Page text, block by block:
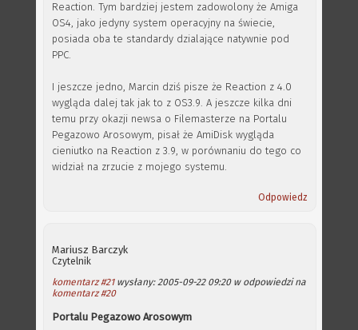
Reaction. Tym bardziej jestem zadowolony że Amiga
OS4, jako jedyny system operacyjny na świecie,
posiada oba te standardy dzialające natywnie pod
PPC.
I jeszcze jedno, Marcin dziś pisze że Reaction z 4.0
wygląda dalej tak jak to z OS3.9. A jeszcze kilka dni
temu przy okazji newsa o Filemasterze na Portalu
Pegazowo Arosowym, pisał że AmiDisk wygląda
cieniutko na Reaction z 3.9, w porównaniu do tego co
widział na zrzucie z mojego systemu.
Odpowiedz
Mariusz Barczyk
Czytelnik
komentarz #21wysłany: 2005-09-22 09:20 w odpowiedzi na
komentarz #20
Portalu Pegazowo Arosowym